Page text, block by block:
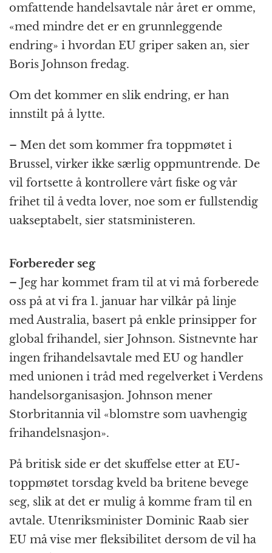
omfattende handelsavtale når året er omme,
«med mindre det er en grunnleggende
endring» i hvordan EU griper saken an, sier
Boris Johnson fredag.
Om det kommer en slik endring, er han
innstilt på å lytte.
– Men det som kommer fra toppmøtet i
Brussel, virker ikke særlig oppmuntrende. De
vil fortsette å kontrollere vårt fiske og vår
frihet til å vedta lover, noe som er fullstendig
uakseptabelt, sier statsministeren.
Forbereder seg
– Jeg har kommet fram til at vi må forberede
oss på at vi fra 1. januar har vilkår på linje
med Australia, basert på enkle prinsipper for
global frihandel, sier Johnson. Sistnevnte har
ingen frihandelsavtale med EU og handler
med unionen i tråd med regelverket i Verdens
handelsorganisasjon. Johnson mener
Storbritannia vil «blomstre som uavhengig
frihandelsnasjon».
På britisk side er det skuffelse etter at EU-
toppmøtet torsdag kveld ba britene bevege
seg, slik at det er mulig å komme fram til en
avtale. Utenriksminister Dominic Raab sier
EU må vise mer fleksibilitet dersom de vil ha